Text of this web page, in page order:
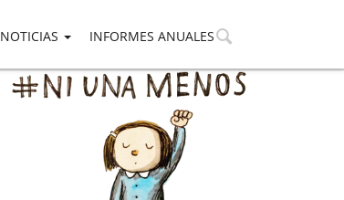
NOTICIAS INFORMES ANUALES